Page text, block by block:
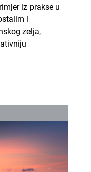
iz prakse u
i
zelja,